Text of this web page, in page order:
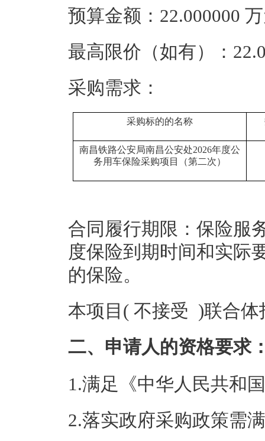
预算金额：22.000000
最高限价（如有）：
采购需求：
采购标的的名称
南昌铁路公安局南昌公安处2026年度公
务用车保险采购项目（第二次）
合同履行期限：保险服
度保险到期时间和实际
的保险。
本项目( 不接受 )联合体
二、申请人的资格要求
1.满足《中华人民共和
2.落实政府采购政策需